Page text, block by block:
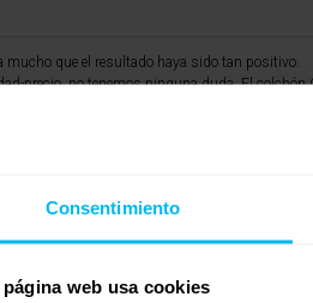
Consentimiento
página web usa cookies
mucho que el resultado haya sido tan positivo.
precio, no tenemos ninguna duda. El
nuestra web, donde encontrarás muchos más
información, no dudéis en contactarnos a